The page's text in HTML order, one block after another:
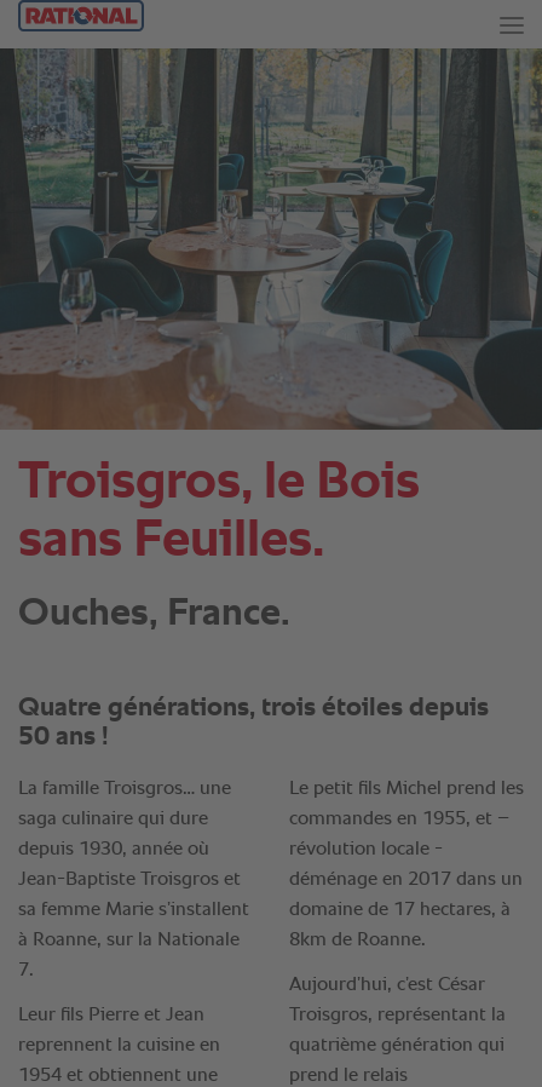
Troisgros, le Bois
sans Feuilles.
Ouches, France.